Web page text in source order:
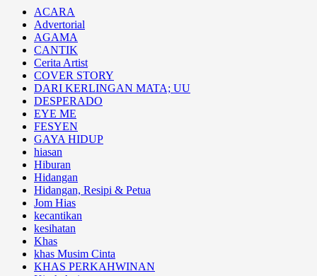
ACARA
Advertorial
AGAMA
CANTIK
Cerita Artist
COVER STORY
DARI KERLINGAN MATA; UU
DESPERADO
EYE ME
FESYEN
GAYA HIDUP
hiasan
Hiburan
Hidangan
Hidangan, Resipi & Petua
Jom Hias
kecantikan
kesihatan
Khas
khas Musim Cinta
KHAS PERKAHWINAN